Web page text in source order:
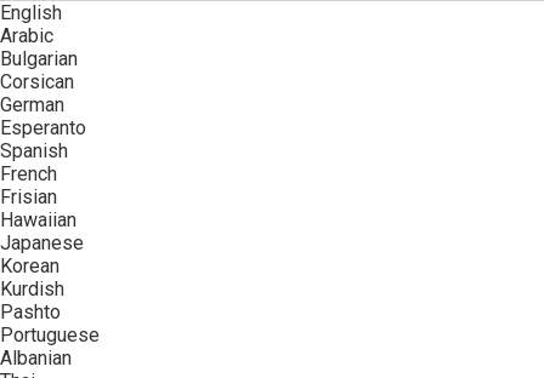
English
Arabic
Bulgarian
Corsican
German
Esperanto
Spanish
French
Frisian
Hawaiian
Japanese
Korean
Kurdish
Pashto
Portuguese
Albanian